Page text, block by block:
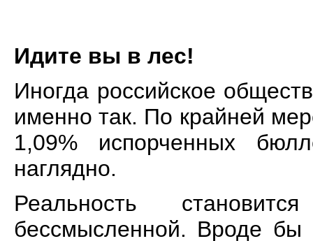
Идите вы в лес!
Иногда российское
именно так. По крайней
1,09% испорченных
наглядно.
Реальность
бессмысленной. Вроде